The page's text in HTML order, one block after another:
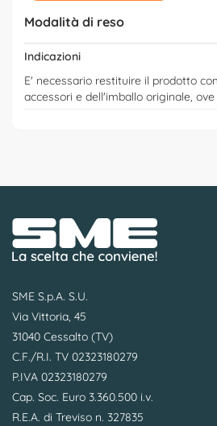
Modalità di reso
Indicazioni
E' necessario restituire il prodotto
accessori e dell'imballo originale,
SME S.p.A. S.U.
Via Vittoria, 45
31040 Cessalto (TV)
C.F./R.I. TV 02323180279
P.IVA 02323180279
Cap. Soc. Euro 3.360.500 i.v.
R.E.A. di Treviso n. 327835